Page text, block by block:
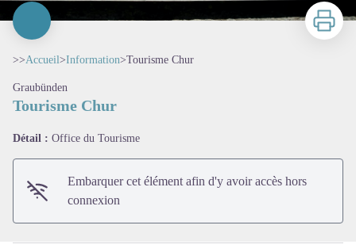
Imprimer
>>Accueil>Information>Tourisme Chur
Graubünden
Tourisme Chur
Détail : Office du Tourisme
Embarquer cet élément afin d'y avoir accès hors
connexion